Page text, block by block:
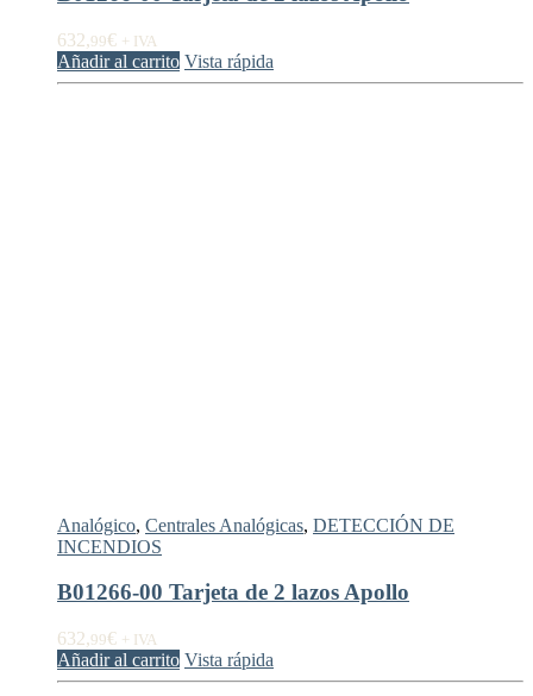
632,99€ + IVA
Añadir al carrito Vista rápida
Analógico, Centrales Analógicas, DETECCIÓN DE
INCENDIOS
B01266-00 Tarjeta de 2 lazos Apollo
632,99€ + IVA
Añadir al carrito Vista rápida